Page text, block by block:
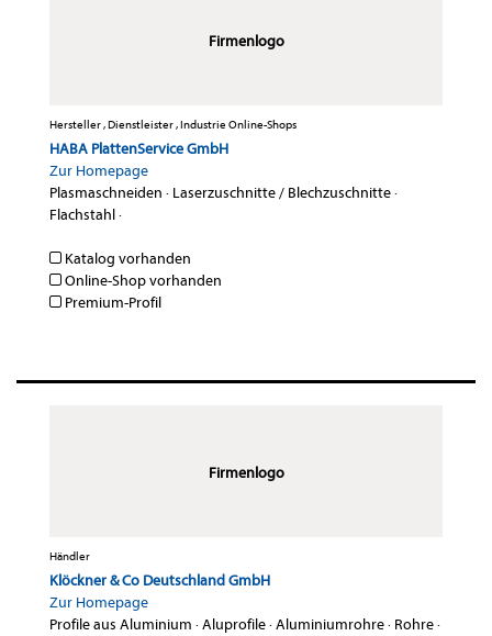
Firmenlogo
Hersteller , Dienstleister , Industrie Online-Shops
HABA PlattenService GmbH
Zur Homepage
Plasmaschneiden · Laserzuschnitte / Blechzuschnitte·
Flachstahl·
Katalog vorhanden
Online-Shop vorhanden
Premium-Profil
Firmenlogo
Händler
Klöckner & Co Deutschland GmbH
Zur Homepage
Profile aus Aluminium ·Aluprofile·Aluminiumrohre· Rohre·